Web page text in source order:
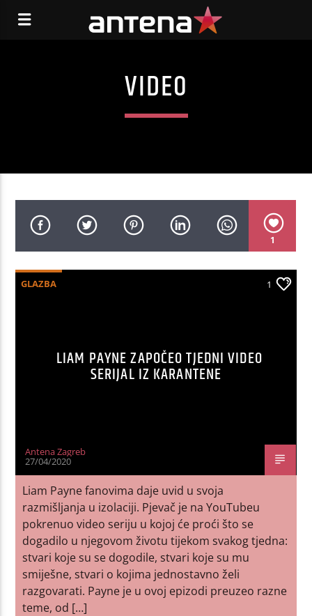
VIDEO
1
GLAZBA 1
LIAM PAYNE ZAPOČEO TJEDNI VIDEO
SERIJAL IZ KARANTENE
Antena Zagreb
27/04/2020
Liam Payne fanovima daje uvid u svoja
razmišljanja u izolaciji. Pjevač je na YouTubeu
pokrenuo video seriju u kojoj će proći što se
dogadilo u njegovom životu tijekom svakog tjedna:
stvari koje su se dogodile, stvari koje su mu
smiješne, stvari o kojima jednostavno želi
razgovarati. Payne je u ovoj epizodi preuzeo razne
teme, od […]